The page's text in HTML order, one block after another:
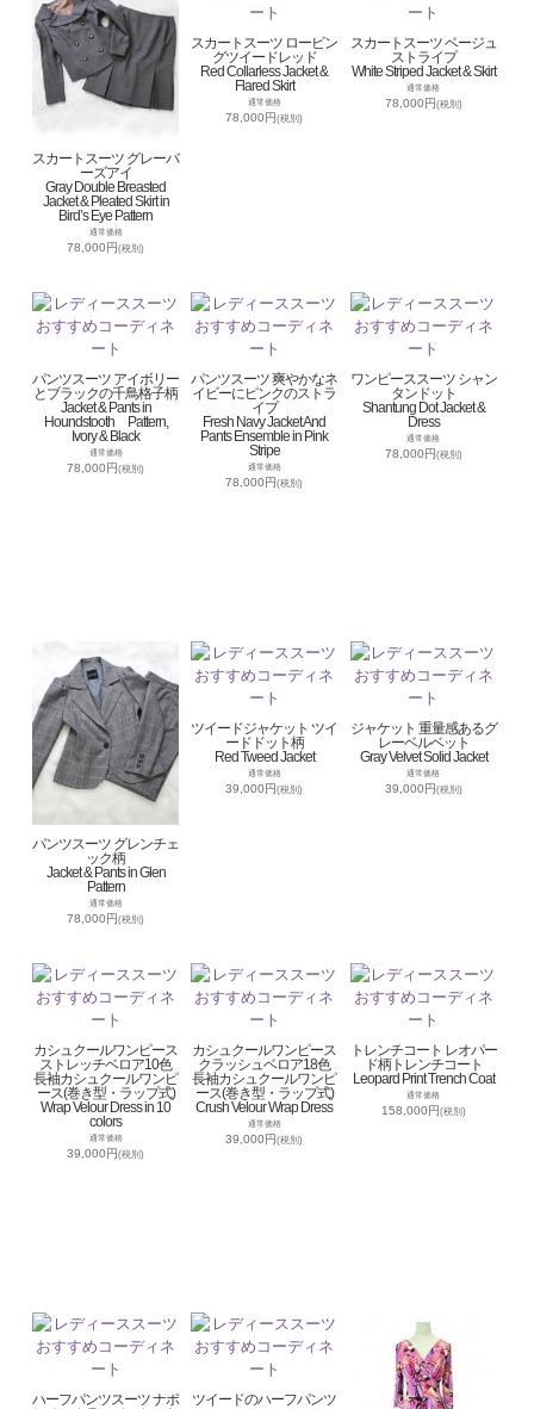
スカートスーツ グレーバ
ーズアイ
Gray Double Breasted
Jacket & Pleated Skirt in
Bird’s Eye Pattern
通常価格
78,000円(税別)
スカートスーツ ロービン
グツイードレッド
Red Collarless Jacket &
Flared Skirt
通常価格
78,000円(税別)
スカートスーツ ベージュ
ストライプ
White Striped Jacket & Skirt
通常価格
78,000円(税別)
パンツスーツ アイボリー
とブラックの千鳥格子柄
Jacket & Pants in
Houndstooth Pattern,
Ivory & Black
通常価格
78,000円(税別)
パンツスーツ 爽やかなネ
イビーにピンクのストラ
イプ
Fresh Navy Jacket And
Pants Ensemble in Pink
Stripe
通常価格
78,000円(税別)
ワンピーススーツ シャン
タンドット
Shantung Dot Jacket &
Dress
通常価格
78,000円(税別)
パンツスーツ グレンチェ
ック柄
Jacket & Pants in Glen
Pattern
通常価格
78,000円(税別)
ツイードジャケット ツイ
ードドット柄
Red Tweed Jacket
通常価格
39,000円(税別)
ジャケット 重量感あるグ
レーベルベット
Gray Velvet Solid Jacket
通常価格
39,000円(税別)
カシュクールワンピース
ストレッチベロア10色
長袖カシュクールワンピ
ース(巻き型・ラップ式)
Wrap Velour Dress in 10
colors
通常価格
39,000円(税別)
カシュクールワンピース
クラッシュベロア18色
長袖カシュクールワンピ
ース(巻き型・ラップ式)
Crush Velour Wrap Dress
通常価格
39,000円(税別)
トレンチコート レオパー
ド柄トレンチコート
Leopard Print Trench Coat
通常価格
158,000円(税別)
ハーフパンツスーツ ナポ
ツイードのハーフパンツ